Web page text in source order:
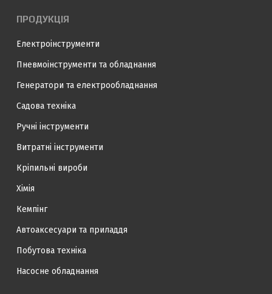
ПРОДУКЦІЯ
Електроінструменти
Пневмоінструменти та обладнання
Генератори та електрообладнання
Садова техніка
Ручні інструменти
Витратні інструменти
Кріпильні вироби
Хімія
Кемпінг
Автоаксесуари та приладдя
Побутова техніка
Насосне обладнання